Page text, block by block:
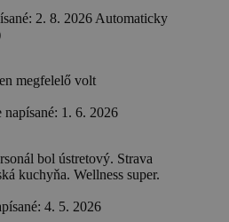
2. 8. 2026 Automaticky
megfelelő volt
napísané: 1. 6. 2026
bol ústretový. Strava
kuchyňa. Wellness super.
4. 5. 2026